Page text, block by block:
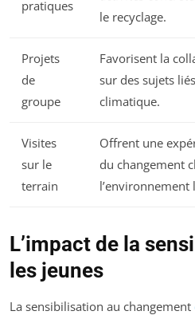
pratiques
le recyclage.
Projets
de
groupe
Favorisent la
sur des sujets
climatique.
Visites
sur le
terrain
Offrent une
du changement
l’environnement
L’impact de la
les jeunes
La sensibilisation au changement